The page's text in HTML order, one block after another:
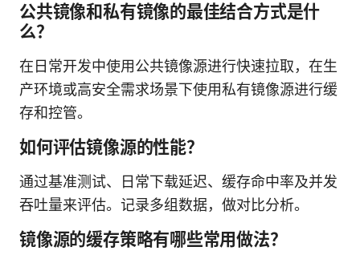
公共镜像和私有镜像的最佳结合方式是什
么？
在日常开发中使用公共镜像源进行快速拉取，在生
产环境或高安全需求场景下使用私有镜像源进行缓
存和控管。
如何评估镜像源的性能？
通过基准测试、日常下载延迟、缓存命中率及并发
吞吐量来评估。记录多组数据，做对比分析。
镜像源的缓存策略有哪些常用做法？